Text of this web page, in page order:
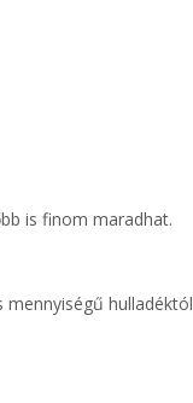
is finom maradhat.
hulladéktól